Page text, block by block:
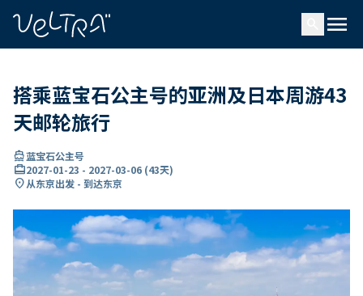
menu
搭乘蓝宝石公主号的亚洲及日本周游43
天邮轮旅行
directions_boat蓝宝石公主号
card_travel2027-01-23 - 2027-03-06 (43天)
location_on从东京出发 - 到达东京